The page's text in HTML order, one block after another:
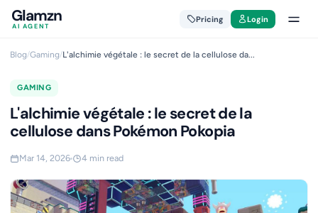
Glamzn
AI AGENT
Pricing Login
Blog/Gaming/L'alchimie végétale : le secret de la cellulose da...
GAMING
L'alchimie végétale : le secret de la
cellulose dans Pokémon Pokopia
Mar 14, 2026 4 min read